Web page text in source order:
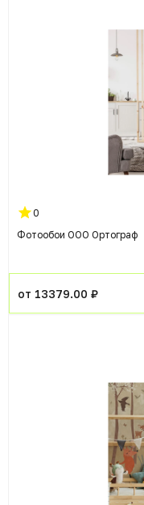
0
Фотообои ООО Ортограф
от 13379.00 ₽